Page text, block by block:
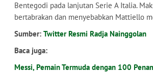
Bentegodi pada lanjutan Serie A Italia.
bertabrakan dan menyebabkan Mattiello
Sumber: Twitter Resmi Radja Nainggolan
Baca juga:
Messi, Pemain Termuda dengan 100